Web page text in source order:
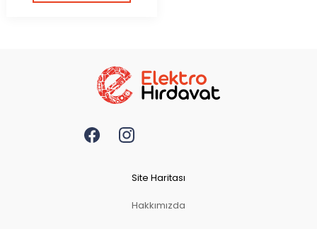
Site Haritası
Hakkımızda